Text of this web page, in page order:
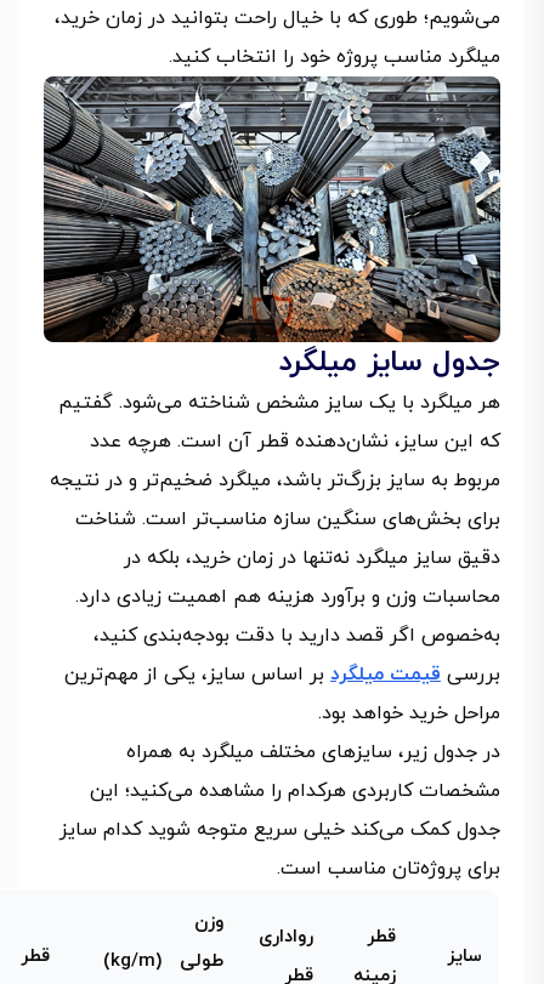
می‌شویم؛ طوری که با خیال راحت بتوانید در زمان خرید،
میلگرد مناسب پروژه خود را انتخاب کنید.
جدول سایز میلگرد
هر میلگرد با یک سایز مشخص شناخته می‌شود. گفتیم
که این سایز، نشان‌دهنده قطر آن است. هرچه عدد
مربوط به سایز بزرگ‌تر باشد، میلگرد ضخیم‌تر و در نتیجه
برای بخش‌های سنگین‌ سازه مناسب‌تر است. شناخت
دقیق سایز میلگرد نه‌تنها در زمان خرید، بلکه در
محاسبات وزن و برآورد هزینه هم اهمیت زیادی دارد.
به‌خصوص اگر قصد دارید با دقت بودجه‌بندی کنید،
بررسی قیمت میلگرد بر اساس سایز، یکی از مهم‌ترین
مراحل خرید خواهد بود.
در جدول زیر، سایزهای مختلف میلگرد به همراه
مشخصات کاربردی هرکدام را مشاهده می‌کنید؛ این
جدول کمک می‌کند خیلی سریع متوجه شوید کدام سایز
برای پروژه‌تان مناسب است.
سایز
قطر
زمینه
رواداری
قطر
وزن
طولی (kg/m)
قطر